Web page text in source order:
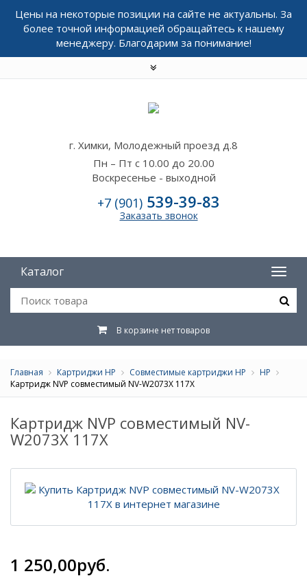
Цены на некоторые позиции на сайте не актуальны. За
более точной информацией обращайтесь к нашему
менеджеру. Благодарим за понимание!
г. Химки, Молодежный проезд д.8
Пн – Пт с 10.00 до 20.00
Воскресенье - выходной
+7 (901) 539-39-83
Заказать звонок
Каталог
В корзине нет товаров
Главная Картриджи HP Совместимые картриджи HP
HP
Картридж NVP совместимый NV-W2073X 117X
Картридж NVP совместимый NV-
W2073X 117X
1 250,00руб.